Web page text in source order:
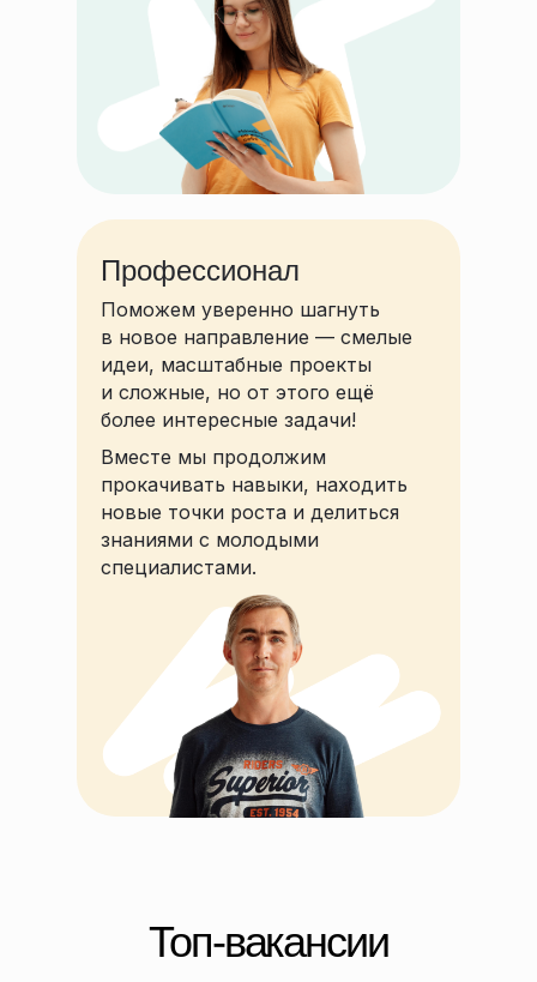
Профессионал
Поможем уверенно шагнуть
в новое направление — смелые
идеи, масштабные проекты
и сложные, но от этого ещё
более интересные задачи!
Вместе мы продолжим
прокачивать навыки, находить
новые точки роста и делиться
знаниями с молодыми
специалистами.